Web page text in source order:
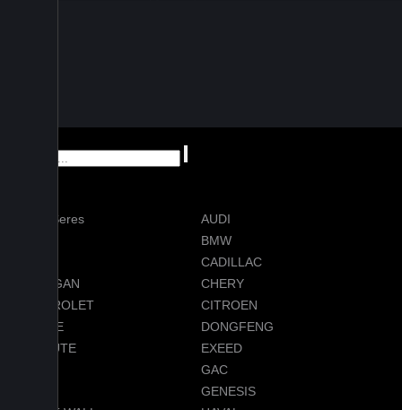
AITO Seres
AUDI
BMW
CADILLAC
CHANGAN
CHERY
CHEVROLET
CITROEN
DODGE
DONGFENG
EVOLUTE
EXEED
GAC
GENESIS